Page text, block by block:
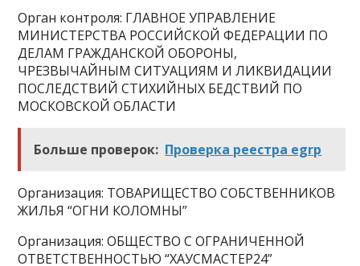
Орган контроля: ГЛАВНОЕ УПРАВЛЕНИЕ
МИНИСТЕРСТВА РОССИЙСКОЙ ФЕДЕРАЦИИ ПО
ДЕЛАМ ГРАЖДАНСКОЙ ОБОРОНЫ,
ЧРЕЗВЫЧАЙНЫМ СИТУАЦИЯМ И ЛИКВИДАЦИИ
ПОСЛЕДСТВИЙ СТИХИЙНЫХ БЕДСТВИЙ ПО
МОСКОВСКОЙ ОБЛАСТИ
Больше проверок: Проверка реестра egrp
Организация: ТОВАРИЩЕСТВО СОБСТВЕННИКОВ
ЖИЛЬЯ “ОГНИ КОЛОМНЫ”
Организация: ОБЩЕСТВО С ОГРАНИЧЕННОЙ
ОТВЕТСТВЕННОСТЬЮ “ХАУСМАСТЕР24”